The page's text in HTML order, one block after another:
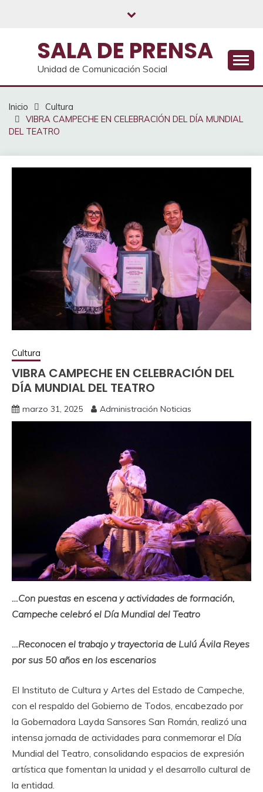
SALA DE PRENSA
Unidad de Comunicación Social
Inicio
Cultura
VIBRA CAMPECHE EN CELEBRACIÓN DEL DÍA MUNDIAL
DEL TEATRO
Cultura
VIBRA CAMPECHE EN CELEBRACIÓN DEL
DÍA MUNDIAL DEL TEATRO
marzo 31, 2025 Administración Noticias
…Con puestas en escena y actividades de formación,
Campeche celebró el Día Mundial del Teatro
…Reconocen el trabajo y trayectoria de Lulú Ávila Reyes
por sus 50 años en los escenarios
El Instituto de Cultura y Artes del Estado de Campeche,
con el respaldo del Gobierno de Todos, encabezado por
la Gobernadora Layda Sansores San Román, realizó una
intensa jornada de actividades para conmemorar el Día
Mundial del Teatro, consolidando espacios de expresión
artística que fomentan la unidad y el desarrollo cultural de
la entidad.